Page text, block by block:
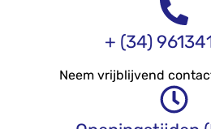
+ (34)
Neem vrijblijvend